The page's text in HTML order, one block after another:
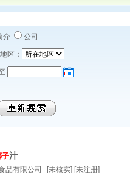
介
公司
区：
子汁
品有限公司 [未核实] [未注册]